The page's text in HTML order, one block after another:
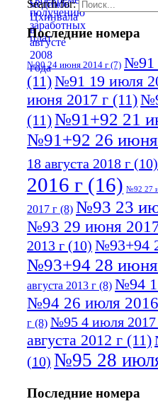
Search for:
Последние номера
№90 24 июня 2014 г (7) №91
(11)№91 19 июля
июня 2017 г (11)
(11)№91+92 21
№91+92 26 июня
18 августа 2018 г (10)
2016 г (16) №92 27
2017 г (8) №93 23
№93 29 июня
2013 г (10) №93+94
№93+94 28 июня
августа 2013 г (8) №94 1
№94 26 июля
г (8) №95 4 июля 2017
августа 2012 г (11)
(10) №95 28
июля 2017 г(11)
Последние номера